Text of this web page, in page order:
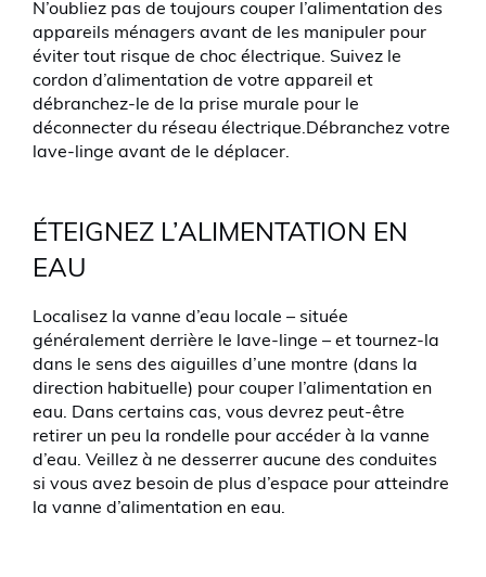
N’oubliez pas de toujours couper l’alimentation des
appareils ménagers avant de les manipuler pour
éviter tout risque de choc électrique. Suivez le
cordon d’alimentation de votre appareil et
débranchez-le de la prise murale pour le
déconnecter du réseau électrique.Débranchez votre
lave-linge avant de le déplacer.
ÉTEIGNEZ L’ALIMENTATION EN
EAU
Localisez la vanne d’eau locale – située
généralement derrière le lave-linge – et tournez-la
dans le sens des aiguilles d’une montre (dans la
direction habituelle) pour couper l’alimentation en
eau. Dans certains cas, vous devrez peut-être
retirer un peu la rondelle pour accéder à la vanne
d’eau. Veillez à ne desserrer aucune des conduites
si vous avez besoin de plus d’espace pour atteindre
la vanne d’alimentation en eau.